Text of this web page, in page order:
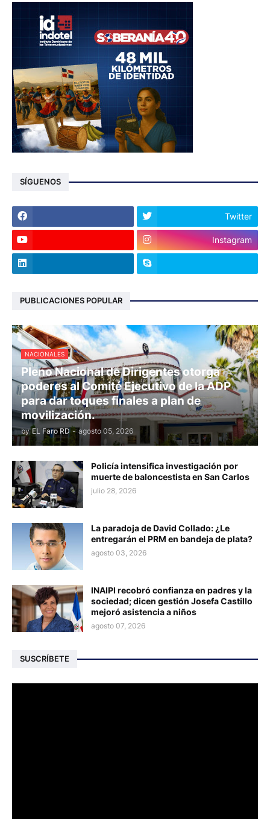
SÍGUENOS
Twitter
Instagram
PUBLICACIONES POPULAR
NACIONALES
Pleno Nacional de Dirigentes otorga
poderes al Comité Ejecutivo de la ADP
para dar toques finales a plan de
movilización.
by EL Faro RD - agosto 05, 2026
Policía intensifica investigación por
muerte de baloncestista en San Carlos
julio 28, 2026
La paradoja de David Collado: ¿Le
entregarán el PRM en bandeja de plata?
agosto 03, 2026
INAIPI recobró confianza en padres y la
sociedad; dicen gestión Josefa Castillo
mejoró asistencia a niños
agosto 07, 2026
SUSCRÍBETE